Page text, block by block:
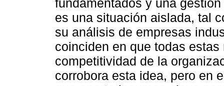
fundamentados y una
es una situación aislada, tal
su análisis de empresas
coinciden en que todas
competitividad de la
corrobora esta idea, pero en